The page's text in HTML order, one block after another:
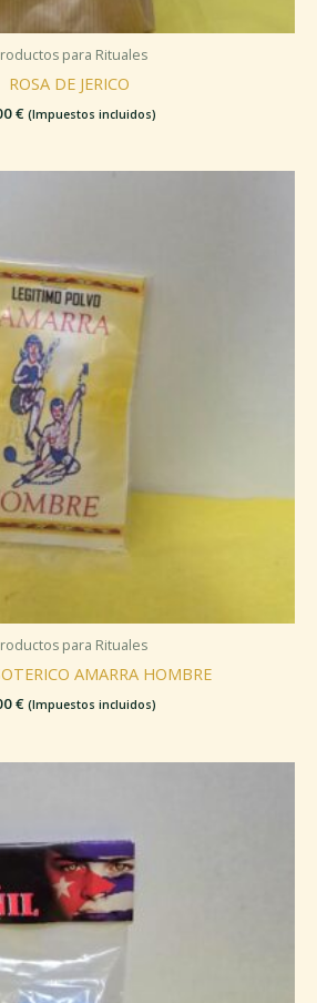
para Rituales
ROSA DE JERICO
€ (Impuestos incluidos)
para Rituales
AMARRA HOMBRE
€ (Impuestos incluidos)